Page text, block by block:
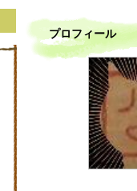
プロフィール